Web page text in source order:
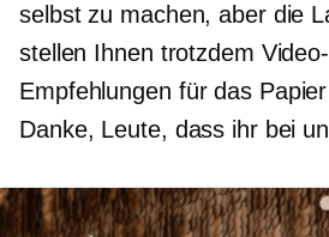
selbst zu machen, aber die
stellen Ihnen trotzdem
Empfehlungen für das
Danke, Leute, dass ihr bei